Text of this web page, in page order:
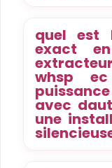
quel est
exact
whsp
avec
une